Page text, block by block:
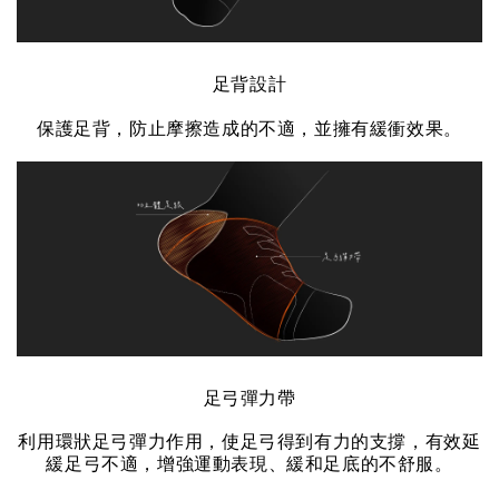
足背設計
保護足背，防止摩擦造成的不適，並擁有緩衝效果。
足弓彈力帶
利用環狀足弓彈力作用，使足弓得到有力的支撐，有效延
緩足弓不適，增強運動表現、緩和足底的不舒服。